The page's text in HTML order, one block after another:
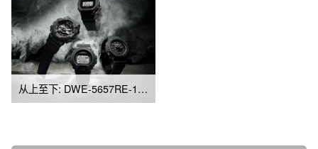
从上至下: DWE-5657RE-1, GA-114RE-1A,GA-2140RE-1A,DW-6640RE-1